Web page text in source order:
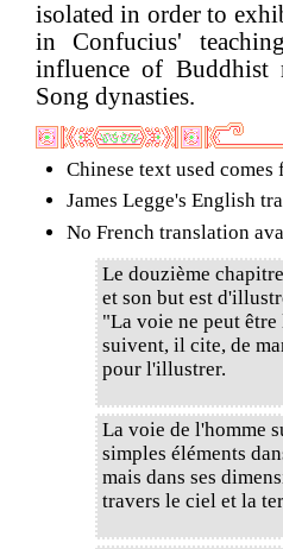
isolated in order to
in Confucius'
influence of Buddhist
Song dynasties.
Chinese text used
James Legge's English
No French translation
Le douzième
et son but est
"La voie ne peut
suivent, il cite, de
pour l'illustrer.
La voie de l'homme
simples éléments
mais dans ses
travers le ciel et la